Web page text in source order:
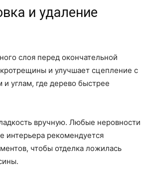
и удаление
слоя перед окончательной
и улучшает сцепление с
углам, где дерево быстрее
вручную. Любые неровности
интерьера рекомендуется
чтобы отделка ложилась